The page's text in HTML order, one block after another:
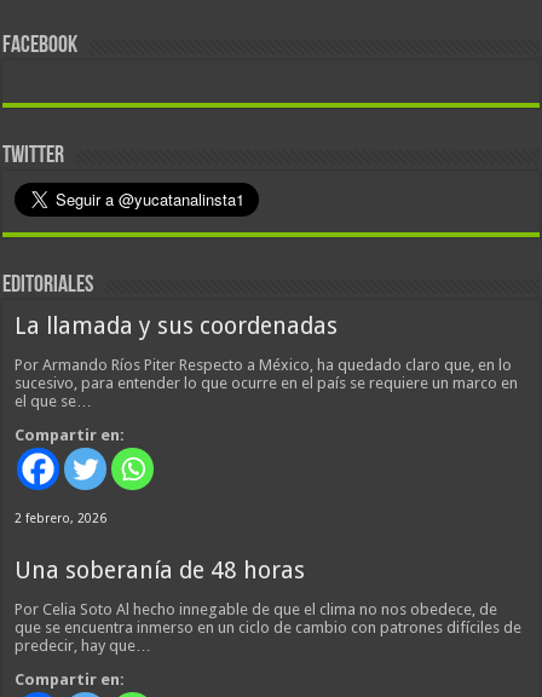
FACEBOOK
TWITTER
EDITORIALES
La llamada y sus coordenadas
Por Armando Ríos Piter Respecto a México, ha quedado claro que, en lo
sucesivo, para entender lo que ocurre en el país se requiere un marco en
el que se…
Compartir en:
2 febrero, 2026
Una soberanía de 48 horas
Por Celia Soto Al hecho innegable de que el clima no nos obedece, de
que se encuentra inmerso en un ciclo de cambio con patrones difíciles de
predecir, hay que…
Compartir en: